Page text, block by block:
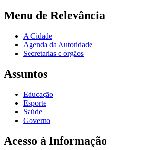
Menu de Relevância
A Cidade
Agenda da Autoridade
Secretarias e orgãos
Assuntos
Educação
Esporte
Saúde
Governo
Acesso à Informação